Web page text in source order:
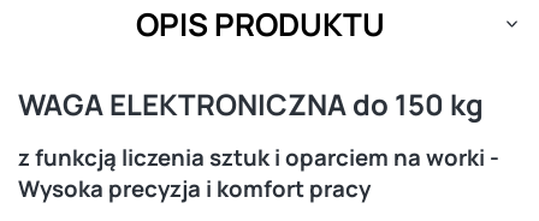
OPIS PRODUKTU
WAGA ELEKTRONICZNA do 150 kg
z funkcją liczenia sztuk i oparciem na worki -
Wysoka precyzja i komfort pracy